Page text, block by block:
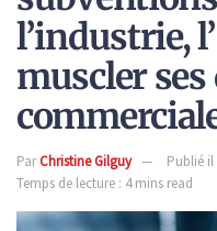
l’industrie,
muscler ses
ParChristine Gilguy
Publié
Temps de lecture : 4 mins read